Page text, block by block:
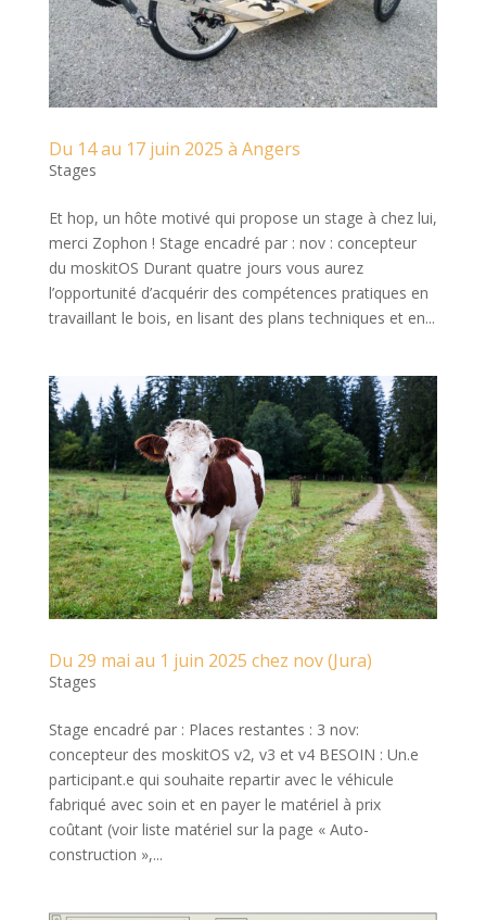
Du 14 au 17 juin 2025 à Angers
Stages
Et hop, un hôte motivé qui propose un stage à chez lui,
merci Zophon ! Stage encadré par : nov : concepteur
du moskitOS Durant quatre jours vous aurez
l’opportunité d’acquérir des compétences pratiques en
travaillant le bois, en lisant des plans techniques et en...
Du 29 mai au 1 juin 2025 chez nov (Jura)
Stages
Stage encadré par : Places restantes : 3 nov:
concepteur des moskitOS v2, v3 et v4 BESOIN : Un.e
participant.e qui souhaite repartir avec le véhicule
fabriqué avec soin et en payer le matériel à prix
coûtant (voir liste matériel sur la page « Auto-
construction »,...